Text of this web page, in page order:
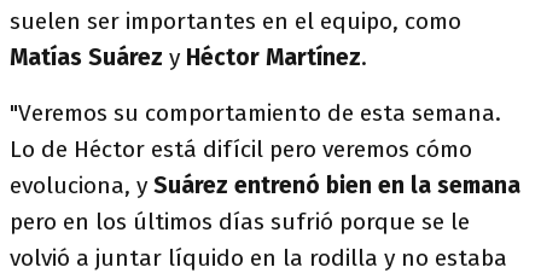
suelen ser importantes en el equipo, como
Matías Suárez y Héctor Martínez.
"Veremos su comportamiento de esta semana.
Lo de Héctor está difícil pero veremos cómo
evoluciona, y Suárez entrenó bien en la semana
pero en los últimos días sufrió porque se le
volvió a juntar líquido en la rodilla y no estaba